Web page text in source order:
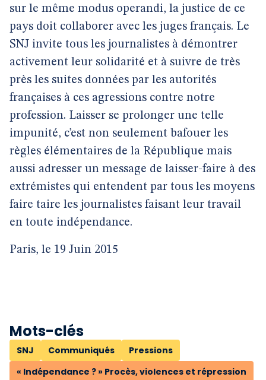
sur le même modus operandi, la justice de ce
pays doit collaborer avec les juges français. Le
SNJ invite tous les journalistes à démontrer
activement leur solidarité et à suivre de très
près les suites données par les autorités
françaises à ces agressions contre notre
profession. Laisser se prolonger une telle
impunité, c’est non seulement bafouer les
règles élémentaires de la République mais
aussi adresser un message de laisser-faire à des
extrémistes qui entendent par tous les moyens
faire taire les journalistes faisant leur travail
en toute indépendance.
Paris, le 19 Juin 2015
Mots-clés
SNJ Communiqués
Pressions
« Indépendance ? » Procès, violences et répression